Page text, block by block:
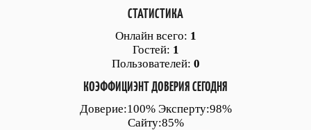
СТАТИСТИКА
Онлайн всего: 1
Гостей: 1
Пользователей: 0
КОЭФФИЦИЭНТ ДОВЕРИЯ СЕГОДНЯ
Доверие:100% Эксперту:98%
Сайту:85%